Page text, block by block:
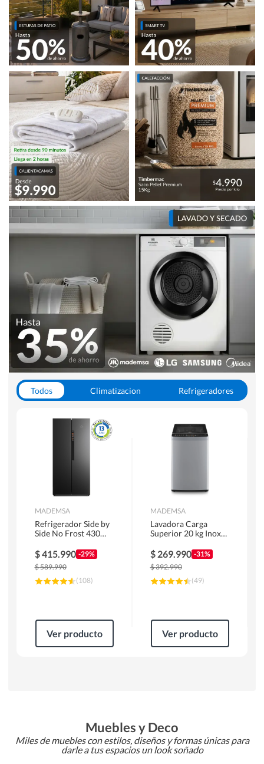
Todos Climatizacion
Refrigeradores
Hornos y Microondas
MADEMSA
Refrigerador Side by
Side No Frost 430
MAS430B
$415.990 -29%
$589.990
(108)
Ver producto
MADEMSA
Lavadora Carga
Superior 20 kg Inox
$ 269.990 -31%
$392.990
(49)
Ver producto
Muebles y Deco
Miles de muebles con estilos, diseños y formas únicas para
darle a tus espacios un look soñado